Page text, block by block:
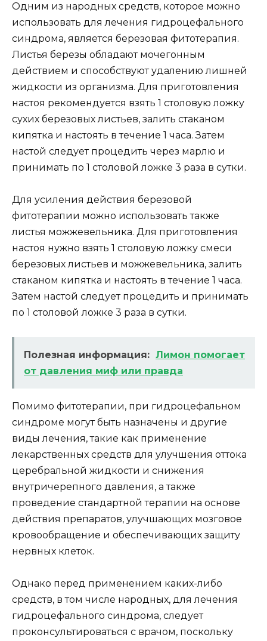
Одним из народных средств, которое можно
использовать для лечения гидроцефального
синдрома, является березовая фитотерапия.
Листья березы обладают мочегонным
действием и способствуют удалению лишней
жидкости из организма. Для приготовления
настоя рекомендуется взять 1 столовую ложку
сухих березовых листьев, залить стаканом
кипятка и настоять в течение 1 часа. Затем
настой следует процедить через марлю и
принимать по 1 столовой ложке 3 раза в сутки.
Для усиления действия березовой
фитотерапии можно использовать также
листья можжевельника. Для приготовления
настоя нужно взять 1 столовую ложку смеси
березовых листьев и можжевельника, залить
стаканом кипятка и настоять в течение 1 часа.
Затем настой следует процедить и принимать
по 1 столовой ложке 3 раза в сутки.
Полезная информация: Лимон помогает
от давления миф или правда
Помимо фитотерапии, при гидроцефальном
синдроме могут быть назначены и другие
виды лечения, такие как применение
лекарственных средств для улучшения оттока
церебральной жидкости и снижения
внутричерепного давления, а также
проведение стандартной терапии на основе
действия препаратов, улучшающих мозговое
кровообращение и обеспечивающих защиту
нервных клеток.
Однако перед применением каких-либо
средств, в том числе народных, для лечения
гидроцефального синдрома, следует
проконсультироваться с врачом, поскольку